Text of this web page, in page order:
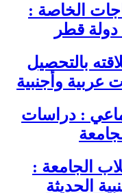
الخاصة :
قطر
بالتحصيل
: دراسات
الجامعة :
الحديثة